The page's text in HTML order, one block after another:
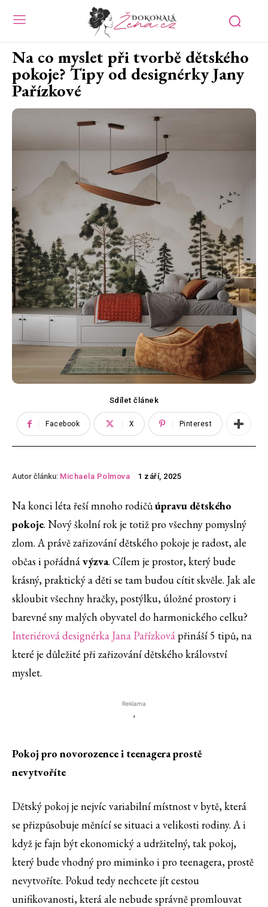
Na co myslet při tvorbě dětského
pokoje? Tipy od designérky Jany
Pařízkové
Sdílet článek
Facebook X Pinterest
Autor článku: Michaela Polmova 1 září, 2025
Na konci léta řeší mnoho rodičůúpravu dětského
pokoje. Nový školní rok je totiž pro všechny pomyslný
zlom. A právě zařizování dětského pokoje je radost, ale
občas i pořádnávýzva. Cílem je prostor, který bude
krásný, praktický a děti se tam budou cítit skvěle. Jak ale
skloubit všechny hračky, postýlku, úložné prostory i
barevné sny malých obyvatel do harmonického celku?
Interiérová designérka Jana Pařízkovápřináší 5 tipů, na
které je důležité při zařizování dětského království
myslet.
Reklama
'
Pokoj pro novorozence i teenagera prostě
nevytvoříte
Dětský pokoj je nejvíc variabilní místnost v bytě, která
se přizpůsobuje měnící se situaci a velikosti rodiny. A i
když je fajn být ekonomický a udržitelný, tak pokoj,
který bude vhodný pro miminko i pro teenagera, prostě
nevytvoříte. Pokud tedy nechcete jít cestou
unifikovanosti, která ale nebude správně promlouvat